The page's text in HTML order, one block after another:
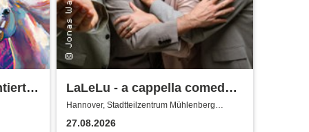
LaLeLu - a cappella comedy -
Urlaub vom Hirn
Hannover, Stadtteilzentrum Mühlenberg
Hannover
27.08.2026